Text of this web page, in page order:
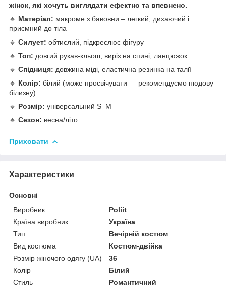
жінок, які хочуть виглядати ефектно та впевнено.
🔹 Матеріал: макроме з бавовни – легкий, дихаючий і
приємний до тіла
🔹 Силует: обтислий, підкреслює фігуру
🔹 Топ: довгий рукав-кльош, виріз на спині, ланцюжок
🔹 Спідниця: довжина міді, еластична резинка на талії
🔹 Колір: білий (може просвічувати — рекомендуємо нюдову
білизну)
🔹 Розмір: універсальний S–M
🔹 Сезон: весна/літо
Приховати
Характеристики
Основні
Виробник
Poliit
Країна виробник
Україна
Тип
Вечірній костюм
Вид костюма
Костюм-двійка
Розмір жіночого одягу (UA)
36
Колір
Білий
Стиль
Романтичний